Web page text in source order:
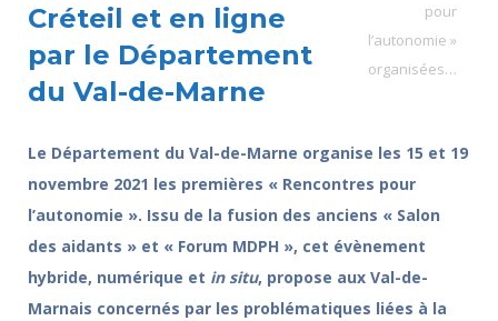
Créteil et en ligne
par le Département
du Val-de-Marne
pour
l’autonomie »
organisées…
Le Département du Val-de-Marne organise les 15 et 19
novembre 2021 les premières « Rencontres pour
l’autonomie ». Issu de la fusion des anciens « Salon
des aidants » et « Forum MDPH », cet évènement
hybride, numérique et in situ, propose aux Val-de-
Marnais concernés par les problématiques liées à la